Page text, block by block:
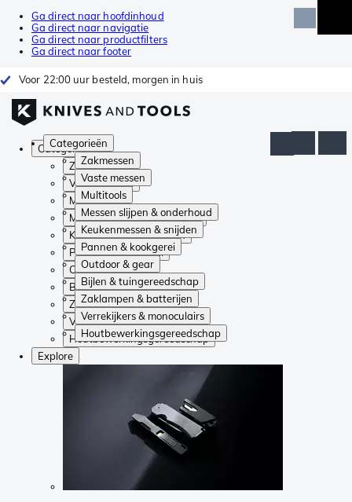
Ga direct naar hoofdinhoud
Ga direct naar navigatie
Ga direct naar productfilters
Ga direct naar footer
Voor 22:00 uur besteld, morgen in huis
Categorieën
Zakmessen
Vaste messen
Multitools
Messen slijpen & onderhoud
Keukenmessen & snijden
Pannen & kookgerei
Outdoor & gear
Bijlen & tuingereedschap
Zaklampen & batterijen
Verrekijkers & monoculairs
Houtbewerkingsgereedschap
Categorieën
Zakmessen
Vaste messen
Multitools
Messen slijpen & onderhoud
Keukenmessen & snijden
Pannen & kookgerei
Outdoor & gear
Bijlen & tuingereedschap
Zaklampen & batterijen
Verrekijkers & monoculairs
Houtbewerkingsgereedschap
Explore